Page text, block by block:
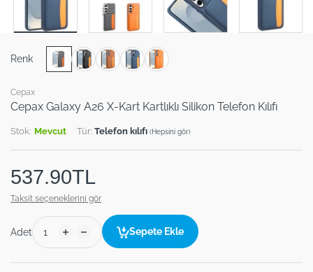
Cepax
Cepax Galaxy A26 X-Kart Kartlıklı Silikon Telefon Kılıfı
Stok: Mevcut Tür: Telefon kılıfı (Hepsini gör)
537.90TL
Taksit seçeneklerini gör
Renk
Adet Sepete Ekle